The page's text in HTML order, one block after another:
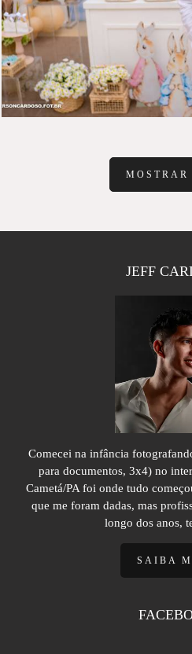
505
MOSTRAR
JEFF
Comecei na infância
para documentos, 3x4) no
Cametá/PA foi onde tudo
que me foram dadas, mas
longo dos anos,
SAIBA